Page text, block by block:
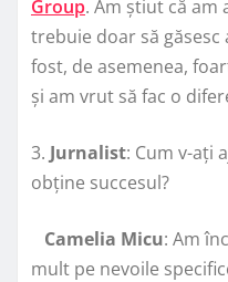
Group. Am știut că am
trebuie doar să
fost, de asemenea,
și am vrut să fac o
3. Jurnalist: Cum v-ați
obține succesul?
Camelia Micu: Am
mult pe nevoile